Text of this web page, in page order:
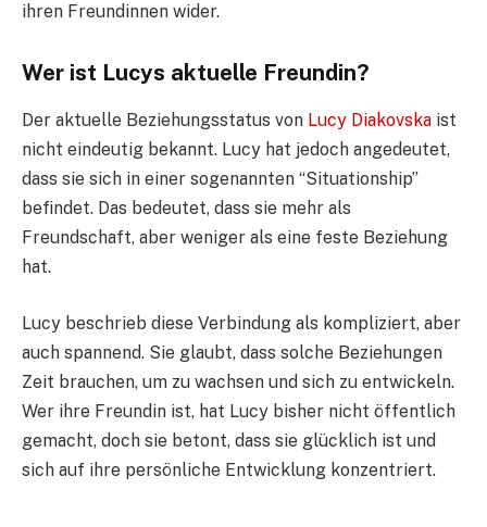
ihren Freundinnen wider.
Wer ist Lucys aktuelle Freundin?
Der aktuelle Beziehungsstatus von Lucy Diakovska ist
nicht eindeutig bekannt. Lucy hat jedoch angedeutet,
dass sie sich in einer sogenannten “Situationship”
befindet. Das bedeutet, dass sie mehr als
Freundschaft, aber weniger als eine feste Beziehung
hat.
Lucy beschrieb diese Verbindung als kompliziert, aber
auch spannend. Sie glaubt, dass solche Beziehungen
Zeit brauchen, um zu wachsen und sich zu entwickeln.
Wer ihre Freundin ist, hat Lucy bisher nicht öffentlich
gemacht, doch sie betont, dass sie glücklich ist und
sich auf ihre persönliche Entwicklung konzentriert.